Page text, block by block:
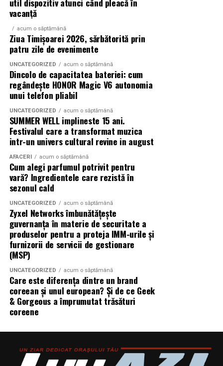
Ce parfum alegi vara?Nu există un răspuns universal.
Dacă îți plac parfumurile proaspete, citrice și energice,
ingredientele precum lime-ul sunt alegerea ideală. Dacă
preferi aromele calde, exotice și cu personalitate, notele
de smochină, cocos și lemn de santal sunt perfecte
pentru serile de vară.
Indiferent de preferințe, sezonul cald este momentul
ideal să experimentezi și să descoperi parfumuri
inspirate din universul parfumeriei de nișă. Iar
Top Scentsde la Oriflame demonstrează că
ingredientele premium, creativitatea și accesibilitatea
pot exista în aceeași sticlă.
(Advertorial)
util dispozitiv atunci când pleacă în
vacanță
acum o săptămână
Ziua Timișoarei 2026, sărbătorită prin
patru zile de evenimente
UNCATEGORIZED acum o săptămână
Dincolo de capacitatea bateriei: cum
regândește HONOR Magic V6 autonomia
unui telefon pliabil
UNCATEGORIZED acum o săptămână
SUMMER WELL implineste 15 ani.
Festivalul care a transformat muzica
intr-un univers cultural revine in august
AFACERI acum o săptămână
Cum alegi parfumul potrivit pentru
vară? Ingredientele care rezistă în
sezonul cald
UNCATEGORIZED acum o săptămână
Zyxel Networks îmbunătățește
guvernanța în materie de securitate a
produselor pentru a proteja IMM-urile și
furnizorii de servicii de gestionare
(MSP)
UNCATEGORIZED acum o săptămână
Care este diferența dintre un brand
coreean și unul european? Și de ce Geek
& Gorgeous a împrumutat trăsături
coreene